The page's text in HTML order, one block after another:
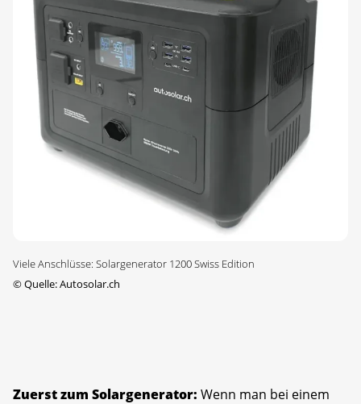
Viele Anschlüsse: Solargenerator 1200 Swiss Edition
©Quelle: Autosolar.ch
Zuerst zum Solargenerator: Wenn man bei einem